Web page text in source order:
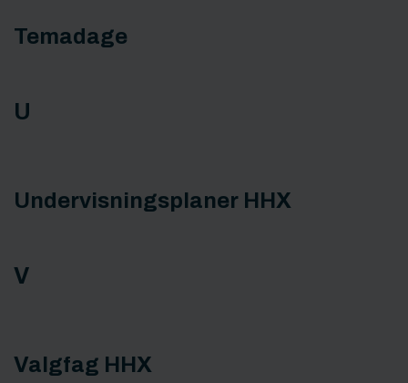
Temadage
U
Undervisningsplaner HHX
V
Valgfag HHX